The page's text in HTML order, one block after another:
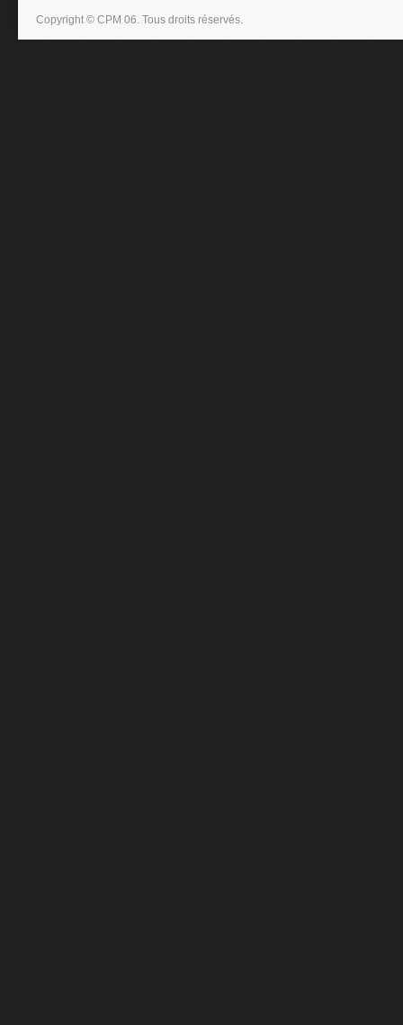
Copyright © CPM 06. Tous droits réservés.